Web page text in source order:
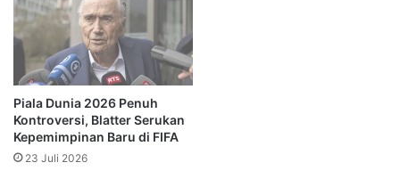
Piala Dunia 2026 Penuh
Kontroversi, Blatter Serukan
Kepemimpinan Baru di FIFA
23 Juli 2026